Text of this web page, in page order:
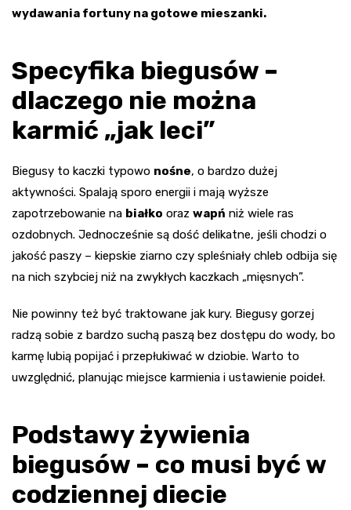
wydawania fortuny na gotowe mieszanki.
Specyfika biegusów –
dlaczego nie można
karmić „jak leci”
Biegusy to kaczki typowo nośne, o bardzo dużej
aktywności. Spalają sporo energii i mają wyższe
zapotrzebowanie na białko oraz wapń niż wiele ras
ozdobnych. Jednocześnie są dość delikatne, jeśli chodzi o
jakość paszy – kiepskie ziarno czy spleśniały chleb odbija się
na nich szybciej niż na zwykłych kaczkach „mięsnych”.
Nie powinny też być traktowane jak kury. Biegusy gorzej
radzą sobie z bardzo suchą paszą bez dostępu do wody, bo
karmę lubią popijać i przepłukiwać w dziobie. Warto to
uwzględnić, planując miejsce karmienia i ustawienie poideł.
Podstawy żywienia
biegusów – co musi być w
codziennej diecie